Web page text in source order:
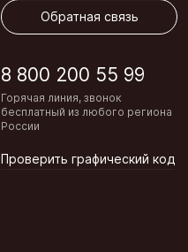
Обратная связь
8 800 200 55 99
Горячая линия, звонок
бесплатный из любого региона
России
Проверить графический код